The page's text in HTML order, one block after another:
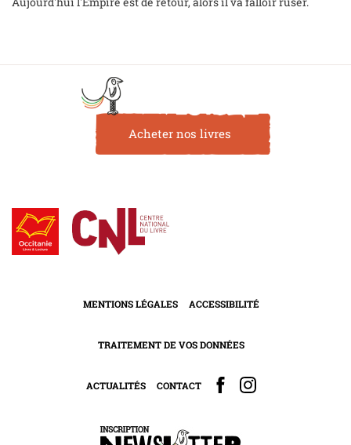
Acheter nos livres
MENTIONS LÉGALES ACCESSIBILITÉ
TRAITEMENT DE VOS DONNÉES
ACTUALITÉS CONTACT